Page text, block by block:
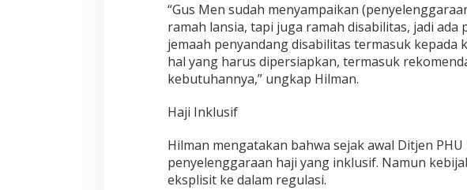
“Gus Men sudah menyampaikan
ramah lansia, tapi juga ramah disabilitas, jadi ada
jemaah penyandang disabilitas termasuk
hal yang harus dipersiapkan, termasuk
kebutuhannya,” ungkap Hilman.
Haji Inklusif
Hilman mengatakan bahwa sejak awal Ditjen
penyelenggaraan haji yang inklusif. Namun
eksplisit ke dalam regulasi.